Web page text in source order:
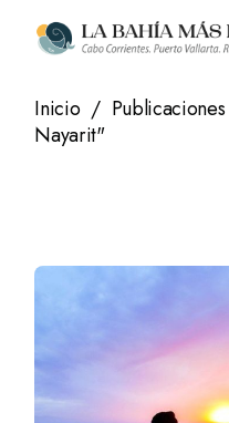
contenido
Inicio
Nayarit"